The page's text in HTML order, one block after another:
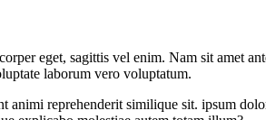
eget, sagittis vel enim. Nam sit amet
laborum vero voluptatum.
animi reprehenderit similique sit. ipsum